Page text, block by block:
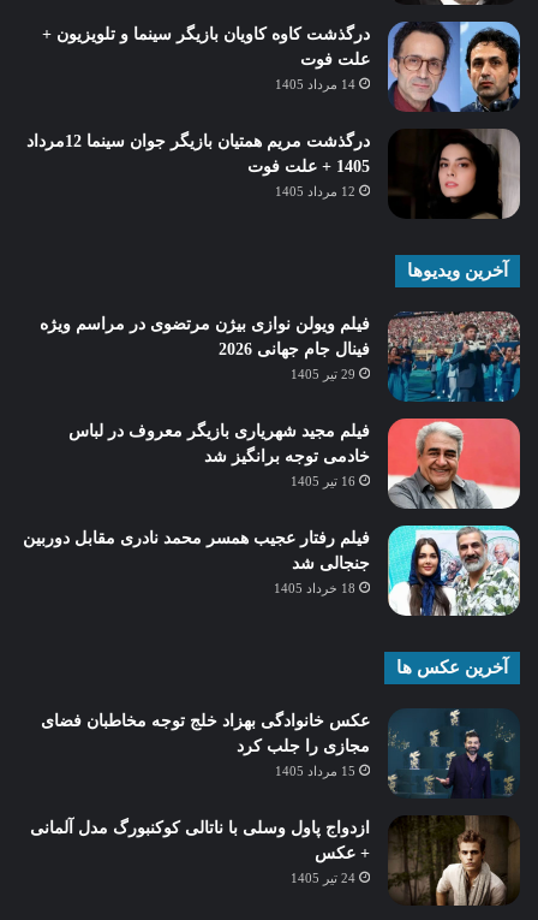
درگذشت کاوه کاویان بازیگر سینما و تلویزیون +
علت فوت
14 مرداد 1405
درگذشت مریم همتیان بازیگر جوان سینما 12مرداد
1405 + علت فوت
12 مرداد 1405
آخرین ویدیوها
فیلم ویولن نوازی بیژن مرتضوی در مراسم ویژه
فینال جام جهانی 2026
29 تیر 1405
فیلم مجید شهریاری بازیگر معروف در لباس
خادمی توجه برانگیز شد
16 تیر 1405
فیلم رفتار عجیب همسر محمد نادری مقابل دوربین
جنجالی شد
18 خرداد 1405
آخرین عکس ها
عکس خانوادگی بهزاد خلج توجه مخاطبان فضای
مجازی را جلب کرد
15 مرداد 1405
ازدواج پاول وسلی با ناتالی کوکنبورگ مدل آلمانی
+ عکس
24 تیر 1405